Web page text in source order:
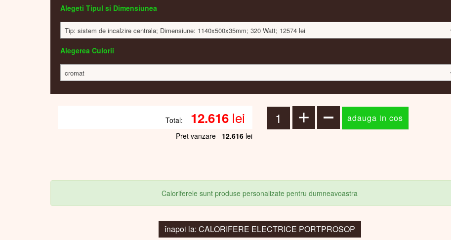
Alegeti Tipul si Dimensiunea
Tip: sistem de incalzire centrala; Dimensiune: 1140x500x35mm; 320 Watt; 12574 lei
Alegerea Culorii
cromat
Total: 12.616lei
Pret vanzare 12.616lei
Caloriferele sunt produse personalizate pentru dumneavoastra
înapoi la: CALORIFERE ELECTRICE PORTPROSOP